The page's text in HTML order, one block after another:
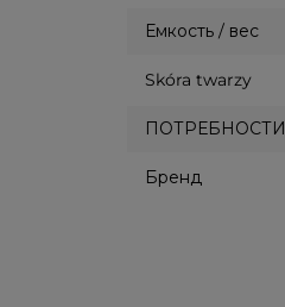
Емкость / вес
Skóra twarzy
ПОТРЕБНОСТИ
Бренд